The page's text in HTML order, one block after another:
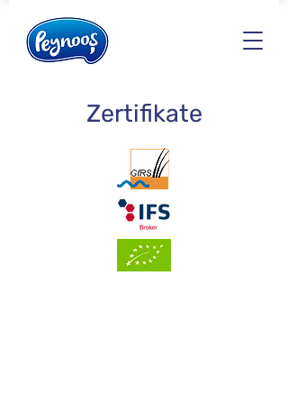
Zertifikate